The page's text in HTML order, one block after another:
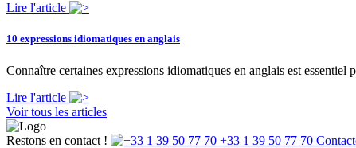
Lire l'article
10 expressions idiomatiques en anglais
Connaître certaines expressions idiomatiques en anglais est
Lire l'article
Voir tous les articles
Restons en contact ! +33 1 39 50 77 70